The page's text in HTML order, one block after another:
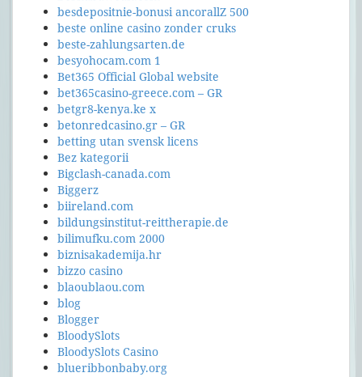
besdepositnie-bonusi ancorallZ 500
beste online casino zonder cruks
beste-zahlungsarten.de
besyohocam.com 1
Bet365 Official Global website
bet365casino-greece.com – GR
betgr8-kenya.ke x
betonredcasino.gr – GR
betting utan svensk licens
Bez kategorii
Bigclash-canada.com
Biggerz
biireland.com
bildungsinstitut-reittherapie.de
bilimufku.com 2000
biznisakademija.hr
bizzo casino
blaoublaou.com
blog
Blogger
BloodySlots
BloodySlots Casino
blueribbonbaby.org